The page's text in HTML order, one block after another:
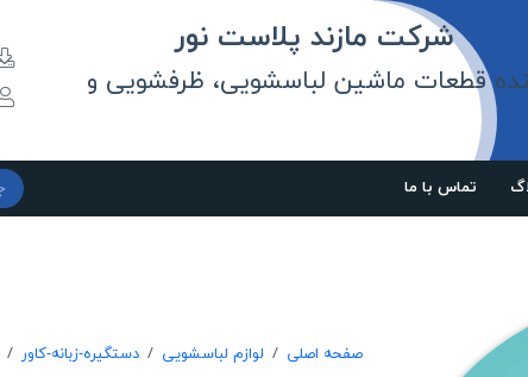
مازند پلاست نور
قطعات ماشین لباسشویی، ظرفشویی و
تماس با ما
صفحه اصلی لوازم لباسشویی دستگیره-زبانه-کاور